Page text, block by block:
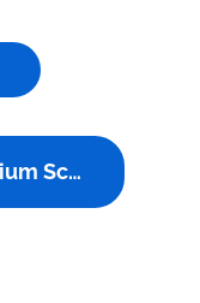
Смотреть курс на Geometrium School